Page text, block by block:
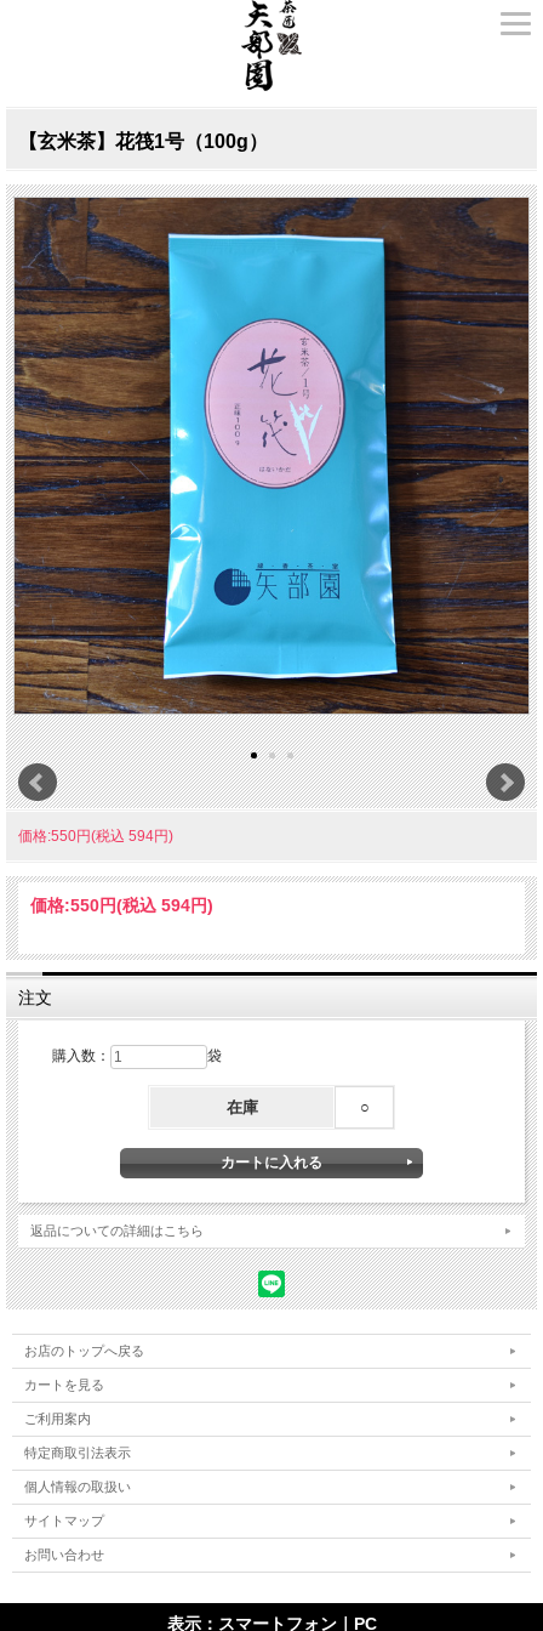
【玄米茶】花筏1号（100g）
価格:550円(税込 594円)
価格:550円(税込 594円)
注文
購入数： 袋
在庫 ○
返品についての詳細はこちら
お店のトップへ戻る
カートを見る
ご利用案内
特定商取引法表示
個人情報の取扱い
サイトマップ
お問い合わせ
表示：スマートフォン｜ PC